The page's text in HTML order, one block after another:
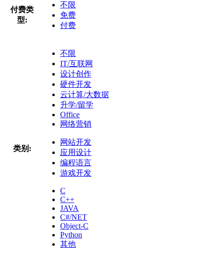
付费类
型:
不限
免费
付费
类别:
不限
IT/互联网
设计创作
硬件开发
云计算/大数据
升学/留学
Office
网络营销
网站开发
应用设计
编程语言
游戏开发
C
C++
JAVA
C#/NET
Object-C
Python
其他